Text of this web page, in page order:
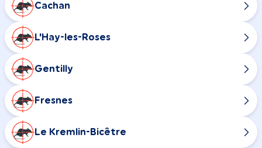
Cachan
L'Hay-les-Roses
Gentilly
Fresnes
Le Kremlin-Bicêtre